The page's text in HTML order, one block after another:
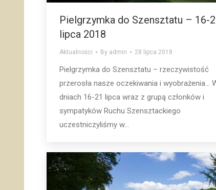
Pielgrzymka do Szensztatu – 16-
lipca 2018
Aktualności By admin 28 lipca 2018
Pielgrzymka do Szensztatu – rzeczywistość
przerosła nasze oczekiwania i wyobrażenia…
dniach 16-21 lipca wraz z grupą członków i
sympatyków Ruchu Szensztackiego
uczestniczyliśmy w...